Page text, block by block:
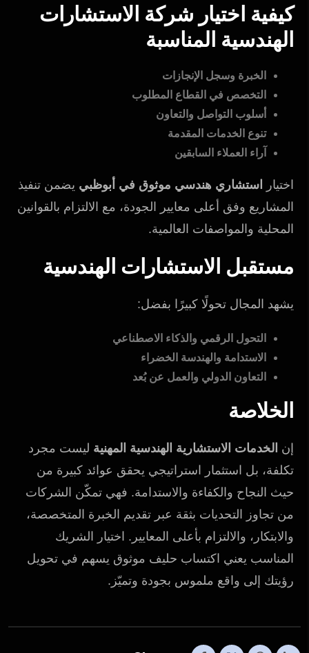
كيفية اختيار شركة الاستشارات
الهندسية المناسبة
الخبرة وسجل الإنجازات
التخصص في القطاع المطلوب
أسلوب التواصل والتعاون
تنوع الخدمات المقدمة
آراء العملاء السابقين
اختيار استشاري هندسي موثوق في أبوظبي يضمن تنفيذ
المشاريع وفق أعلى معايير الجودة، مع الالتزام بالقوانين
المحلية والمواصفات العالمية.
مستقبل الاستشارات الهندسية
يشهد المجال تحولًا كبيرًا بفضل:
التحول الرقمي والذكاء الاصطناعي
الاستدامة والهندسة الخضراء
التعاون الدولي والعمل عن بُعد
الخلاصة
إن الخدمات الاستشارية الهندسية المهنية ليست مجرد
تكلفة، بل استثمار استراتيجي يحقق عوائد كبيرة من
حيث النجاح والكفاءة والاستدامة. فهي تمكّن الشركات
من تجاوز التحديات بثقة عبر تقديم الخبرة المتخصصة،
والابتكار، والالتزام بأعلى المعايير. اختيار الشريك
المناسب يعني اكتساب حليف موثوق يسهم في تحويل
رؤيتك إلى واقع ملموس بجودة وتميّز.